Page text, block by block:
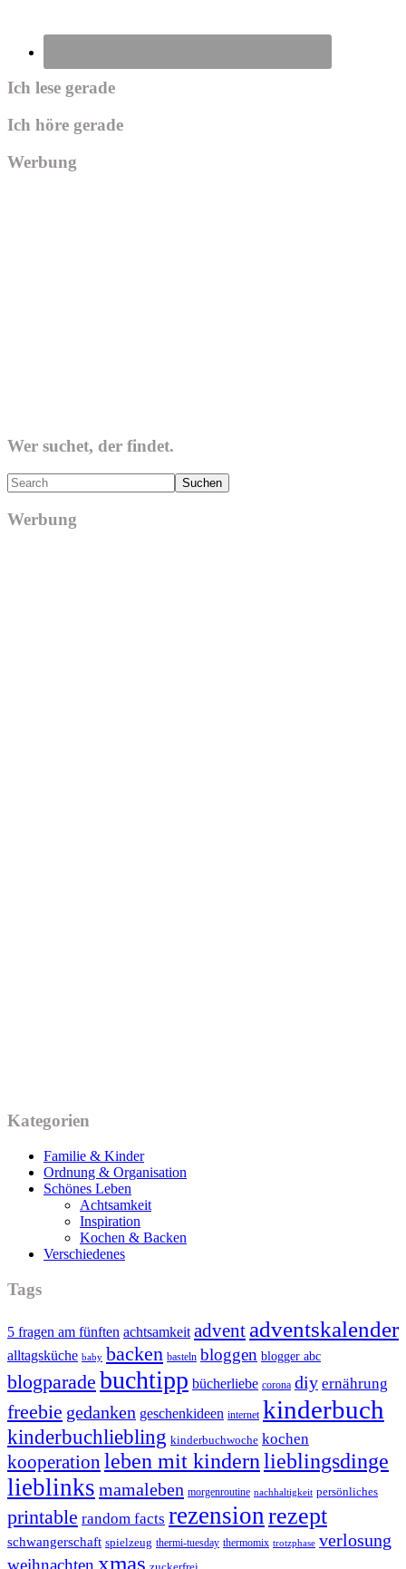
Ich lese gerade
Ich höre gerade
Werbung
Wer suchet, der findet.
Search
Werbung
Kategorien
Familie & Kinder
Ordnung & Organisation
Schönes Leben
Achtsamkeit
Inspiration
Kochen & Backen
Verschiedenes
Tags
5 fragen am fünften achtsamkeit advent adventskalender
alltagsküche baby backen basteln bloggen blogger abc
blogparade buchtipp bücherliebe corona diy ernährung
freebie gedanken geschenkideen internet kinderbuch
kinderbuchliebling kinderbuchwoche kochen
kooperation leben mit kindernlieblingsdinge
lieblinks mamaleben morgenroutine nachhaltigkeit persönliches
printable random facts rezensionrezept
schwangerschaft spielzeug thermi-tuesday thermomix trotzphase verlosung
xmas